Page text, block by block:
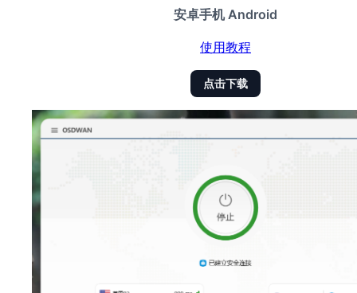
安卓手机 Android
使用教程
点击下载